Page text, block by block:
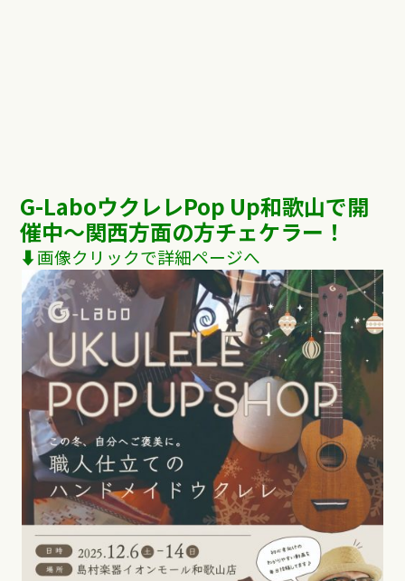
G-LaboウクレレPop Up和歌山で開
催中〜関西方面の方チェケラー！
⬇︎画像クリックで詳細ページへ